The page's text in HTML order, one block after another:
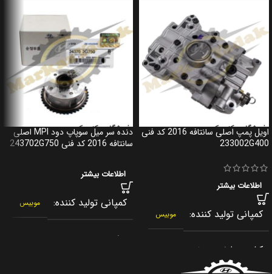
اویل پمپ اصلی سانتافه 2016 کد فنی
233002G400
اطلاعات بیشتر
کمپانی تولید کننده موبیس
کشور سازنده کره جنوبی
دنده سر میل سوپاپ دود MPI اصلی
سانتافه 2016 کد فنی 243702G750
اطلاعات بیشتر
کمپانی تولید کننده موبیس
برند